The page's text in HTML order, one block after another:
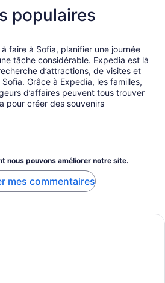
populaires
faire à Sofia, planifier une journée
tâche considérable. Expedia est là
d’attractions, de visites et
Grâce à Expedia, les familles,
d’affaires peuvent tous trouver
pour créer des souvenirs
nous pouvons améliorer notre site.
mes commentaires